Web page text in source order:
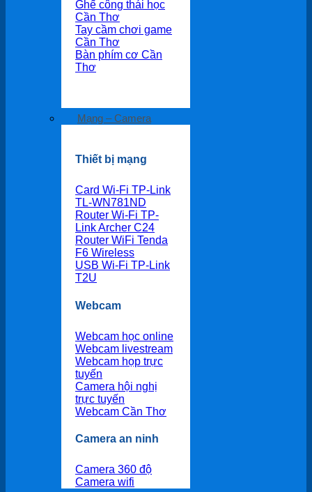
Ghế công thái học
Cần Thơ
Tay cầm chơi game
Cần Thơ
Bàn phím cơ Cần
Thơ
Mạng – Camera
Thiết bị mạng
Card Wi-Fi TP-Link
TL-WN781ND
Router Wi-Fi TP-
Link Archer C24
Router WiFi Tenda
F6 Wireless
USB Wi-Fi TP-Link
T2U
Webcam
Webcam học online
Webcam livestream
Webcam họp trực
tuyến
Camera hội nghị
trực tuyến
Webcam Cần Thơ
Camera an ninh
Camera 360 độ
Camera wifi